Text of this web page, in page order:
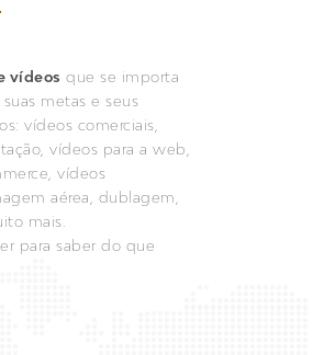
vídeos que se importa
metas e seus
vídeos comerciais,
vídeos para a web,
vídeos
aérea, dublagem,
mais.
para saber do que